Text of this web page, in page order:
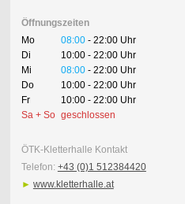
Öffnungszeiten
Mo
08:00 - 22:00 Uhr
Di
10:00 - 22:00 Uhr
Mi
08:00 - 22:00 Uhr
Do
10:00 - 22:00 Uhr
Fr
10:00 - 22:00 Uhr
Sa + So geschlossen
ÖTK-Kletterhalle Kontakt
Telefon: +43 (0)1 512384420
► www.kletterhalle.at